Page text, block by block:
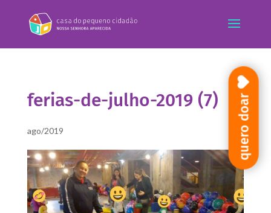
ferias-de-julho-2019 (7)
ago/2019 quero doar